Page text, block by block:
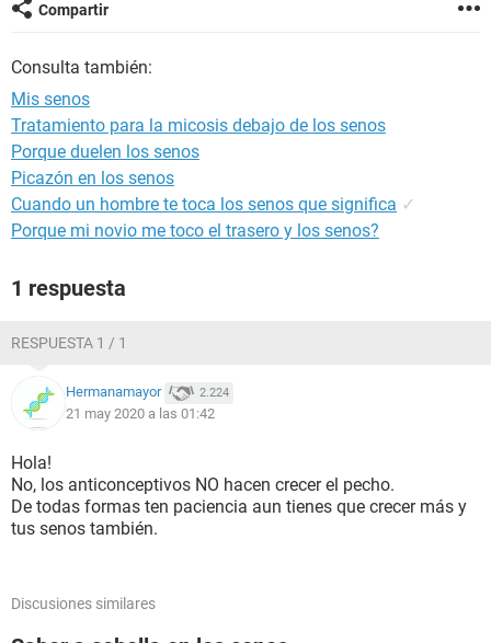
Compartir
Consulta también:
Mis senos
Tratamiento para la micosis debajo de los senos
Porque duelen los senos
Picazón en los senos
Cuando un hombre te toca los senos que significa ✓
Porque mi novio me toco el trasero y los senos?
1 respuesta
RESPUESTA 1 / 1
Hermanamayor 2.224
21 may 2020 a las 01:42
Hola!
No, los anticonceptivos NO hacen crecer el pecho.
De todas formas ten paciencia aun tienes que crecer más y
tus senos también.
Discusiones similares